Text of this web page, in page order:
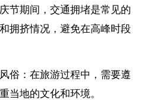
节期间，交通拥堵是常见的
拥挤情况，避免在高峰时段
俗：在旅游过程中，需要遵
当地的文化和环境。